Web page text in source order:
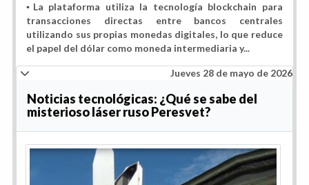
▪️La plataforma utiliza la tecnología blockchain para
transacciones directas entre bancos centrales
utilizando sus propias monedas digitales, lo que reduce
el papel del dólar como moneda intermediaria y...
Jueves 28 de mayo de 2026
Noticias tecnológicas: ¿Qué se sabe del
misterioso láser ruso Peresvet?